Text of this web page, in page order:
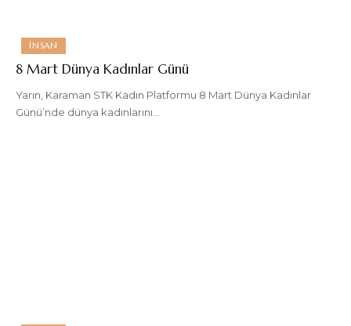
İNSAN
8 Mart Dünya Kadınlar Günü
Yarın, Karaman STK Kadın Platformu 8 Mart Dünya Kadınlar
Günü’nde dünya kadınlarını